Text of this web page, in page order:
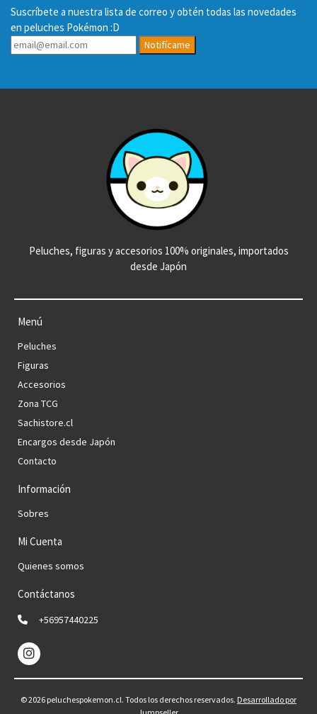
Suscríbete a nuestra lista de correo y obtén todas las novedades
en peluches Pokémon :D
Notifícame
Peluches, figuras y accesorios 100% originales, importados
desde Japón
Menú
Peluches
Figuras
Accesorios
Zona TCG
Sachistore.cl
Encargos desde Japón
Contacto
Información
Sobres
Mi Cuenta
Quienes somos
Contáctanos
+56957440225
© 2026 peluchespokemon.cl. Todos los derechos reservados. Desarrollado por